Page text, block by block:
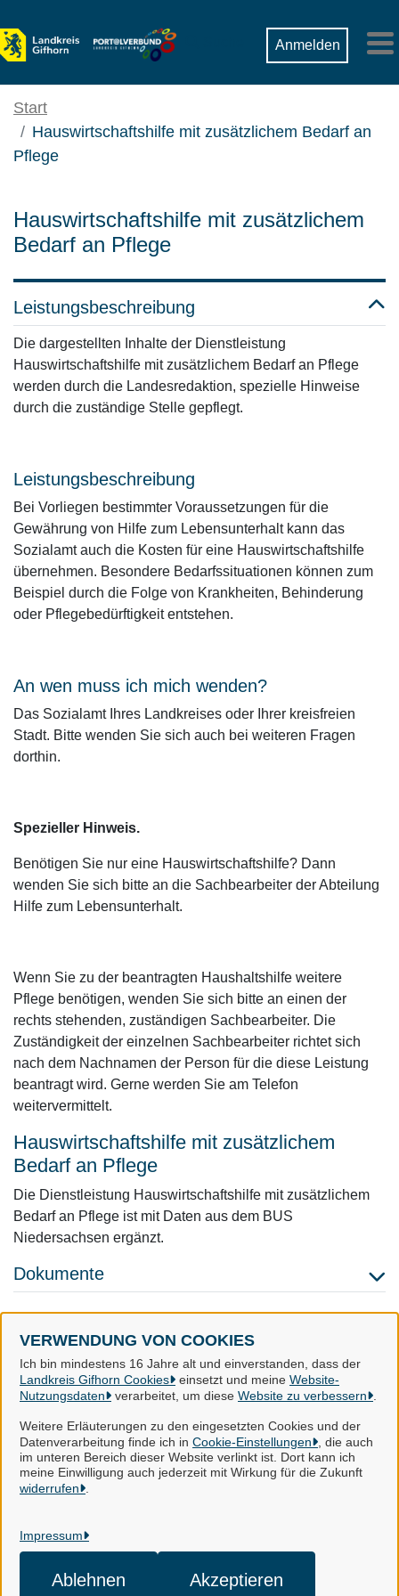
VERWENDUNG VON COOKIES
Ich bin mindestens 16 Jahre alt und einverstanden, dass der
Landkreis Gifhorn Cookies
einsetzt und meine Website-
Nutzungsdaten
verarbeitet, um diese Website zu verbessern
Weitere Erläuterungen zu den eingesetzten Cookies und der
Datenverarbeitung finde ich in Cookie-Einstellungen
, die auch
im unteren Bereich dieser Website verlinkt ist. Dort kann ich
meine Einwilligung auch jederzeit mit Wirkung für die Zukunft
widerrufen
Impressum
Ablehnen Akzeptieren
Anmelden
Start
Hauswirtschaftshilfe mit zusätzlichem Bedarf an
Pflege
Hauswirtschaftshilfe mit zusätzlichem
Bedarf an Pflege
Leistungsbeschreibung
Die dargestellten Inhalte der Dienstleistung
Hauswirtschaftshilfe mit zusätzlichem Bedarf an Pflege
werden durch die Landesredaktion, spezielle Hinweise
durch die zuständige Stelle gepflegt.
Leistungsbeschreibung
Bei Vorliegen bestimmter Voraussetzungen für die
Gewährung von Hilfe zum Lebensunterhalt kann das
Sozialamt auch die Kosten für eine Hauswirtschaftshilfe
übernehmen. Besondere Bedarfssituationen können zum
Beispiel durch die Folge von Krankheiten, Behinderung
oder Pflegebedürftigkeit entstehen.
An wen muss ich mich wenden?
Das Sozialamt Ihres Landkreises oder Ihrer kreisfreien
Stadt. Bitte wenden Sie sich auch bei weiteren Fragen
dorthin.
Spezieller Hinweis.
Benötigen Sie nur eine Hauswirtschaftshilfe? Dann
wenden Sie sich bitte an die Sachbearbeiter der Abteilung
Hilfe zum Lebensunterhalt.
Wenn Sie zu der beantragten Haushaltshilfe weitere
Pflege benötigen, wenden Sie sich bitte an einen der
rechts stehenden, zuständigen Sachbearbeiter. Die
Zuständigkeit der einzelnen Sachbearbeiter richtet sich
nach dem Nachnamen der Person für die diese Leistung
beantragt wird. Gerne werden Sie am Telefon
weitervermittelt.
Hauswirtschaftshilfe mit zusätzlichem
Bedarf an Pflege
Die Dienstleistung Hauswirtschaftshilfe mit zusätzlichem
Bedarf an Pflege ist mit Daten aus dem BUS
Niedersachsen ergänzt.
Dokumente
Landkreis Gifhorn
Alle Rechte vorbehalten
Impressum
Kontakt
Cookie-Einstellungen